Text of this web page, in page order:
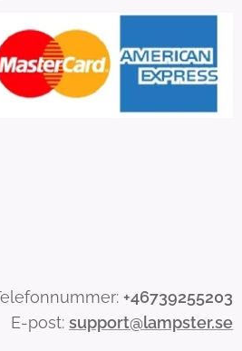
+46739255203
E-post: support@lampster.se